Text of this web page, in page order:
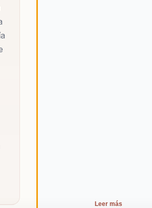
Leer más